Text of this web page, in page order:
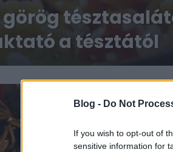
Blog - Do Not
If you wish to opt-out of
sensitive information for
görög
a tésztától